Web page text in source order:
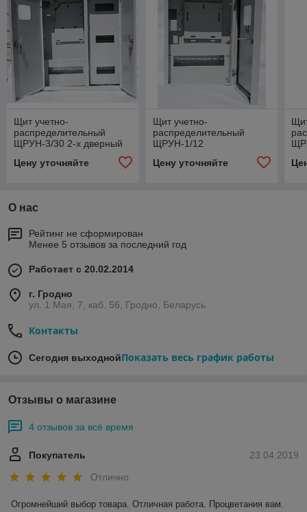
Щит учетно-
распределительный
ЩРУН-3/30 2-х дверный
Цену уточняйте
Щит учетно-
распределительный
ЩРУН-1/12
Цену уточняйте
О нас
Рейтинг не сформирован
Менее 5 отзывов за последний год
Работает с 20.02.2014
г. Гродно
ул. 1 Мая, 7, каб. 56, Гродно, Беларусь
Контакты
Сегодня выходнойПоказать весь график работы
Отзывы о магазине
4 отзывов за всё время
23.04.2019
Покупатель
Отлично
Огромнейший выбор товара. Отличная работа. Процветания вам.